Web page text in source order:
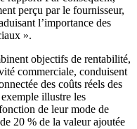
perçu par le fournisseur,
l’importance des
».
objectifs de rentabilité,
commerciale, conduisent
des coûts réels des
illustre les
de leur mode de
20 % de la valeur ajoutée